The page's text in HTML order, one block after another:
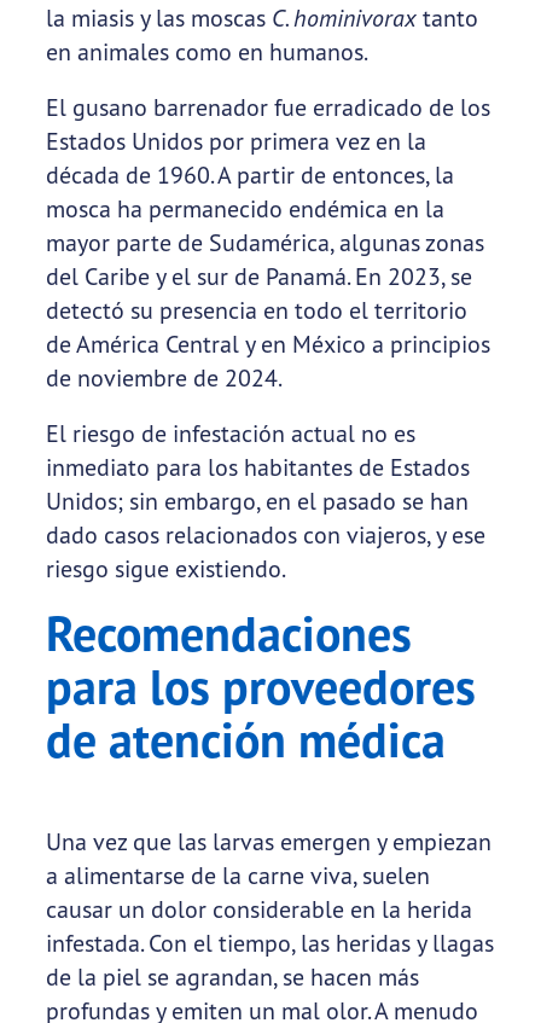
la miasis y las moscas C. hominivorax tanto
en animales como en humanos.
El gusano barrenador fue erradicado de los
Estados Unidos por primera vez en la
década de 1960. A partir de entonces, la
mosca ha permanecido endémica en la
mayor parte de Sudamérica, algunas zonas
del Caribe y el sur de Panamá. En 2023, se
detectó su presencia en todo el territorio
de América Central y en México a principios
de noviembre de 2024.
El riesgo de infestación actual no es
inmediato para los habitantes de Estados
Unidos; sin embargo, en el pasado se han
dado casos relacionados con viajeros, y ese
riesgo sigue existiendo.
Recomendaciones
para los proveedores
de atención médica
Una vez que las larvas emergen y empiezan
a alimentarse de la carne viva, suelen
causar un dolor considerable en la herida
infestada. Con el tiempo, las heridas y llagas
de la piel se agrandan, se hacen más
profundas y emiten un mal olor. A menudo